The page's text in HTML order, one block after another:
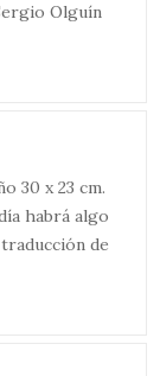
Olguín
30 x 23 cm.
habrá algo
de